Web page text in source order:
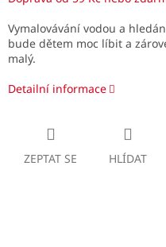
Vymalovávání vodou a
bude dětem moc líbit a
malý.
Detailní informace
ZEPTAT SE HLÍDAT